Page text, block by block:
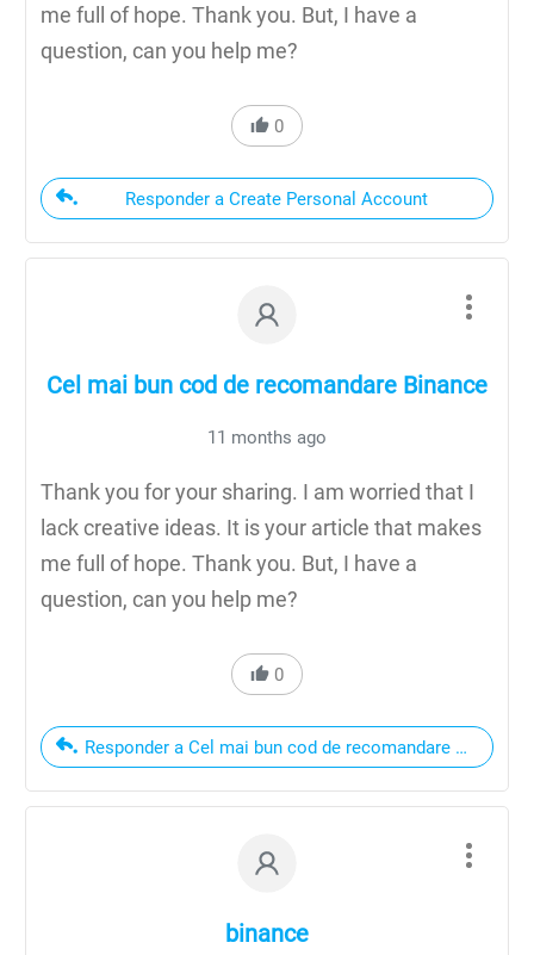
me full of hope. Thank you. But, I have a
question, can you help me?
0
Responder a Create Personal Account
Cel mai bun cod de recomandare Binance
11 months ago
Thank you for your sharing. I am worried that I
lack creative ideas. It is your article that makes
me full of hope. Thank you. But, I have a
question, can you help me?
0
Responder a Cel mai bun cod de recomandare Binance
binance